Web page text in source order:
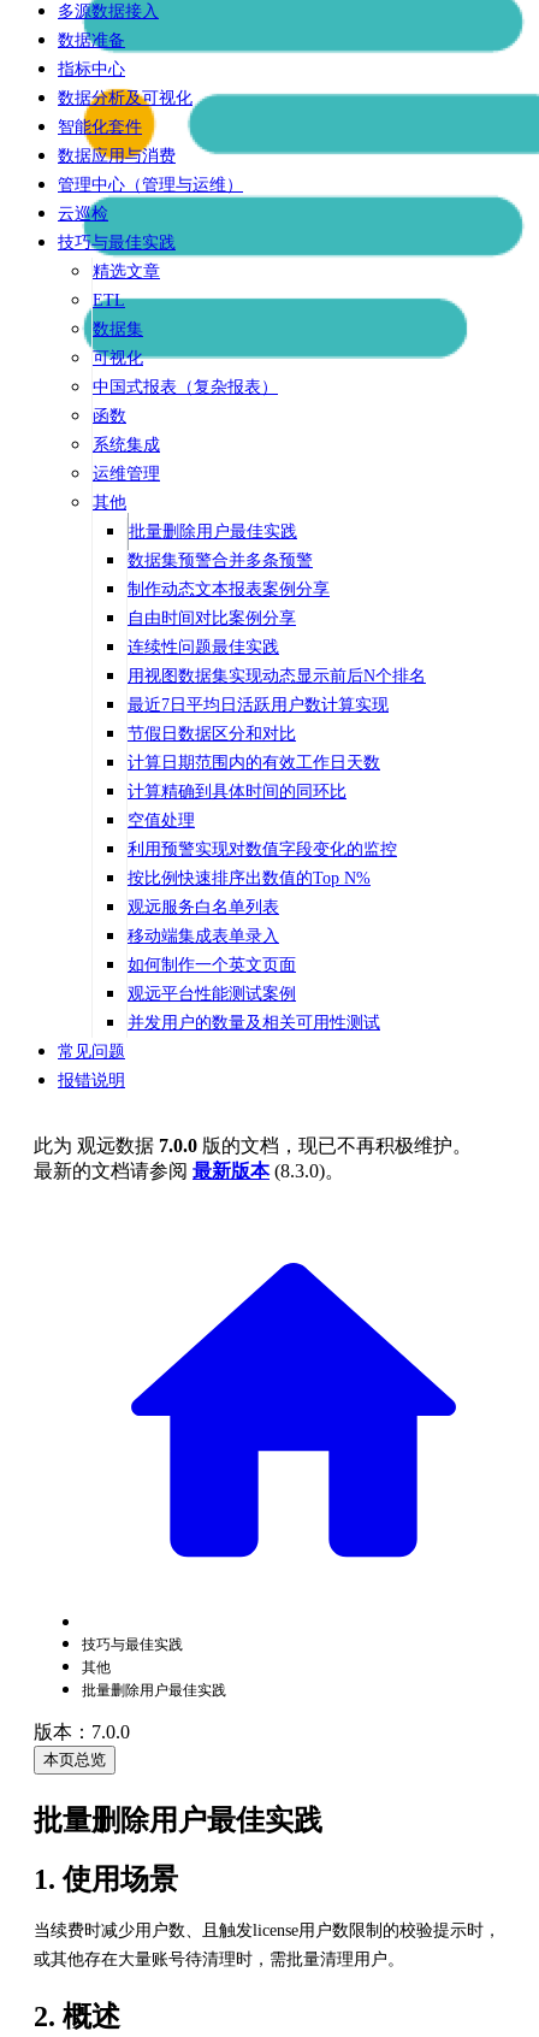
多源数据接入
数据准备
指标中心
数据分析及可视化
智能化套件
数据应用与消费
管理中心（管理与运维）
云巡检
技巧与最佳实践
精选文章
ETL
数据集
可视化
中国式报表（复杂报表）
函数
系统集成
运维管理
其他
批量删除用户最佳实践
数据集预警合并多条预警
制作动态文本报表案例分享
自由时间对比案例分享
连续性问题最佳实践
用视图数据集实现动态显示前后N个排名
最近7日平均日活跃用户数计算实现
节假日数据区分和对比
计算日期范围内的有效工作日天数
计算精确到具体时间的同环比
空值处理
利用预警实现对数值字段变化的监控
按比例快速排序出数值的Top N%
观远服务白名单列表
移动端集成表单录入
如何制作一个英文页面
观远平台性能测试案例
并发用户的数量及相关可用性测试
常见问题
报错说明
此为 观远数据 7.0.0 版的文档，现已不再积极维护。
最新的文档请参阅 最新版本(8.3.0)。
技巧与最佳实践
其他
批量删除用户最佳实践
版本：7.0.0
本页总览
批量删除用户最佳实践
1. 使用场景
当续费时减少用户数、且触发license用户数限制的校验提示时，
或其他存在大量账号待清理时，需批量清理用户。
2. 概述